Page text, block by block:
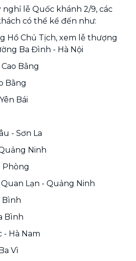
nghỉ lễ Quốc khánh 2/9, các
có thể kể đến như:
Hồ Chủ Tịch, xem lễ thượng
Ba Đình - Hà Nội
Bằng
Bằng
Bái
- Sơn La
Ninh
Phòng
Lạn - Quảng Ninh
Bình
Bình
- Hà Nam
Vì